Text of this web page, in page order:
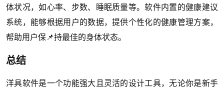
体状况，如心率、步数、睡眠质量等。软件内置的健康建议
系统，能够根据用户的数据，提供个性化的健康管理方案，
帮助用户保📌持最佳的身体状态。
总结
洋具软件是一个功能强大且灵活的设计工具，无论你是新手